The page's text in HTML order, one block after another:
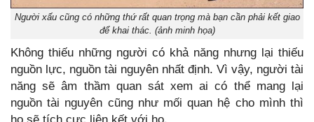
Người xấu cũng có những thứ rất quan trọng mà bạn cần phải kết giao
để khai thác. (ảnh minh họa)
Không thiếu những người có khả năng nhưng lại thiếu
nguồn lực, nguồn tài nguyên nhất định. Vì vậy, người tài
năng sẽ âm thầm quan sát xem ai có thể mang lại
nguồn tài nguyên cũng như mối quan hệ cho mình thì
họ sẽ tích cực liên kết với họ.